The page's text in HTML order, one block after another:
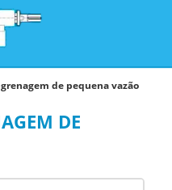
de pequena vazão
DE